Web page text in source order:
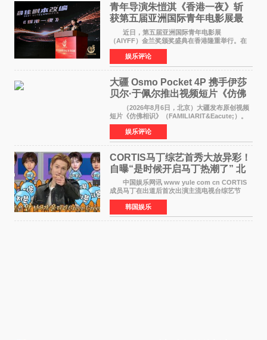
青年导演朱愷淇《香港一夜》斩
获第五届亚洲国际青年电影展最
佳剧本改编奖
近日，第五届亚洲国际青年电影展
（AIYFF）金兰奖颁奖盛典在香港隆重举行。在
这场汇聚数百位海内外电影人、文化界人士及媒
体代表的亚洲青年影视盛会上，香港本土电影
《香港一夜》（Dawn in Ho
娱乐评论
大疆 Osmo Pocket 4P 携手伊莎
贝尔·于佩尔推出视频短片《仿佛
相识》
（2026年8月6日，北京）大疆发布原创视频
短片《仿佛相识》（FAMILIARIT&Eacute;）。
视频短片由戛纳国际电影节最佳女演员伊莎贝尔·
于佩尔（Isabelle Huppert）主演，全程使用大
疆首款双主摄口
娱乐评论
CORTIS马丁综艺首秀大放异彩！
自曝“是时候开启马丁热潮了” 北
美巡演火热进行中
中国娱乐网讯 www yule com cn CORTIS
成员马丁在出道后首次出演主流电视台综艺节
目，展现了多才多艺的魅力。 马丁出演了5日
播出的MBC《Radio Star》Fashion与Passion
之间，I&lsquo;m
韩国娱乐